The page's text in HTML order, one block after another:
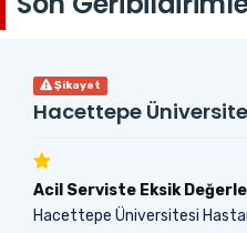
Şikayet
Hacettepe
Acil Serviste Eksik
Hacettepe Üniversitesi